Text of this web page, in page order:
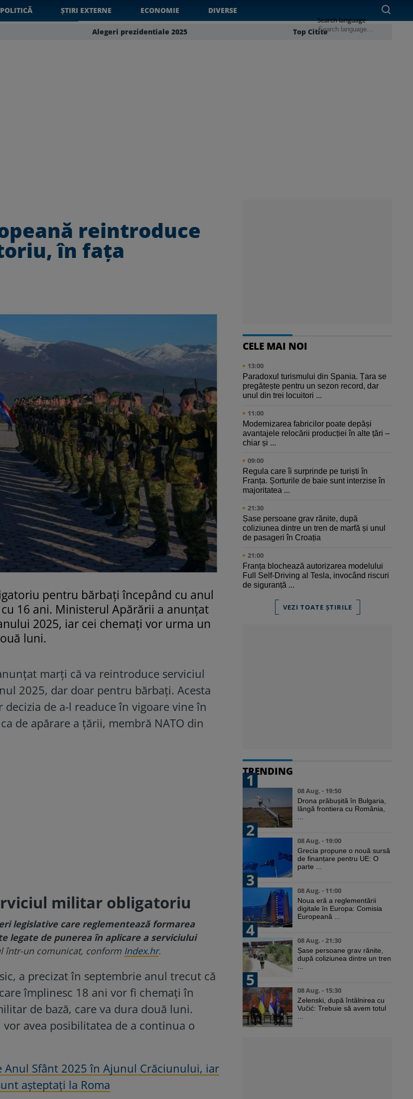
ȘTIRI EXTERNE ECONOMIE DIVERSE
Alegeri prezidentiale 2025 Top Citite
Search language
reintroduce
în fața
pentru bărbați începând cu anul
16 ani. Ministerul Apărării a anunțat
2025, iar cei chemați vor urma un
luni.
marți că va reintroduce serviciul
2025, dar doar pentru bărbați. Acesta
de a-l readuce în vigoare vine în
de apărare a țării, membră NATO din
militar obligatoriu
legislative care reglementează formarea
legate de punerea în aplicare a serviciului
într-un comunicat, conform Index.hr.
a precizat în septembrie anul trecut că
împlinesc 18 ani vor fi chemați în
de bază, care va dura două luni.
avea posibilitatea de a continua o
Anul Sfânt 2025 în Ajunul Crăciunului, iar
așteptați la Roma
CELE MAI NOI
13:00
Paradoxul turismului din Spania. Țara se
pregătește pentru un sezon record, dar
unul din trei locuitori ...
11:00
Modernizarea fabricilor poate depăși
avantajele relocării producției în alte țări –
chiar și ...
09:00
Regula care îi surprinde pe turiști în
Franța. Șorturile de baie sunt interzise în
majoritatea ...
21:30
Șase persoane grav rănite, după
coliziunea dintre un tren de marfă și unul
de pasageri în Croația
21:00
Franța blochează autorizarea modelului
Full Self-Driving al Tesla, invocând riscuri
de siguranță ...
VEZI TOATE ȘTIRILE
TRENDING
1
08 Aug. - 19:50
Drona prăbușită în Bulgaria,
lângă frontiera cu România,
2
08 Aug. - 19:00
Grecia propune o nouă sursă
de finanțare pentru UE: O
parte ...
3
08 Aug. - 11:00
Noua eră a reglementării
digitale în Europa: Comisia
Europeană ...
4
08 Aug. - 21:30
Șase persoane grav rănite,
după coliziunea dintre un tren
5
08 Aug. - 15:30
Zelenski, după întâlnirea cu
Vučić: Trebuie să avem totul